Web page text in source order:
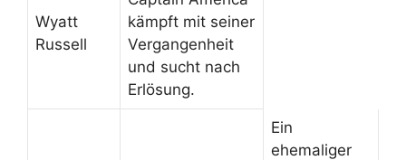
Wyatt
Russell
kämpft mit seiner
Vergangenheit
und sucht nach
Erlösung.
Ein
ehemaliger